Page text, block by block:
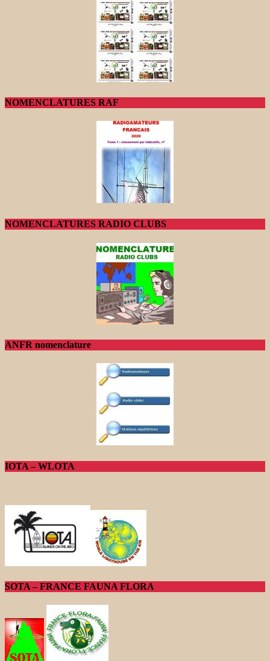
NOMENCLATURES RAF
NOMENCLATURES RADIO CLUBS
ANFR nomenclature
IOTA – WLOTA
SOTA – FRANCE FAUNA FLORA